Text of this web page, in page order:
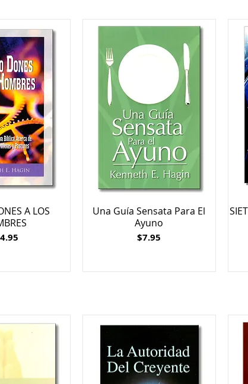
A LOS
Una Guía Sensata Para El
Ayuno
Price
$7.95